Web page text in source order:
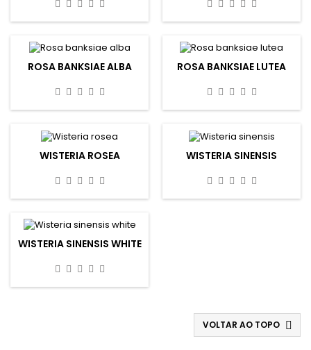
ROSA BANKSIAE ALBA ROSA BANKSIAE LUTEA
WISTERIA ROSEA WISTERIA SINENSIS
WISTERIA SINENSIS WHITE
VOLTAR AO TOPO 